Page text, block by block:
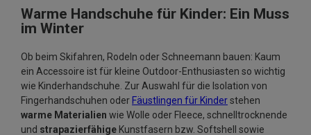
Warme Handschuhe für Kinder: Ein Muss
im Winter
Ob beim Skifahren, Rodeln oder Schneemann bauen: Kaum
ein Accessoire ist für kleine Outdoor-Enthusiasten so wichtig
wie Kinderhandschuhe. Zur Auswahl für die Isolation von
Fingerhandschuhen oder Fäustlingen für Kinderstehen
warme Materialien wie Wolle oder Fleece, schnelltrocknende
und strapazierfähige Kunstfasern bzw. Softshell sowie